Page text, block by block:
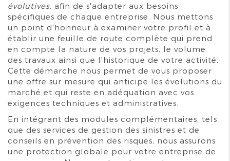
évolutives, afin de s'adapter aux besoins
spécifiques de chaque entreprise. Nous mettons
un point d'honneur à examiner votre profil et à
établir une feuille de route complète qui prend
en compte la nature de vos projets, le volume
des travaux ainsi que l'historique de votre activité.
Cette démarche nous permet de vous proposer
une offre sur mesure qui anticipe les évolutions du
marché et qui reste en adéquation avec vos
exigences techniques et administratives.
En intégrant des modules complémentaires, tels
que des services de gestion des sinistres et de
conseils en prévention des risques, nous assurons
une protection globale pour votre entreprise de